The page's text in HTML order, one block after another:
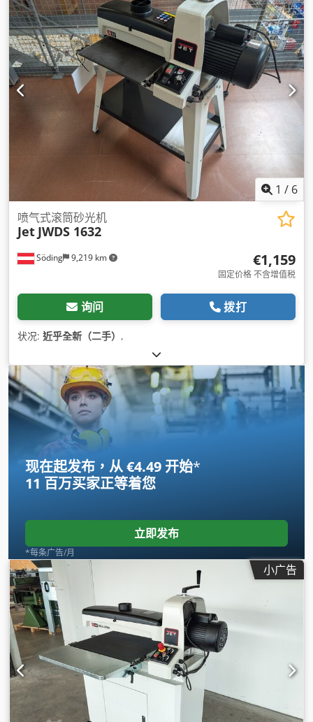
1 / 6
Söding 9,219 km
喷气式滚筒砂光机
Jet JWDS 1632
€1,159
固定价格 不含增值税
询问 拨打
状况: 近乎全新（二手） ,
现在起发布，从 €4.49 开始*
11 百万买家正等着您
立即发布
*每条广告/月
小广告